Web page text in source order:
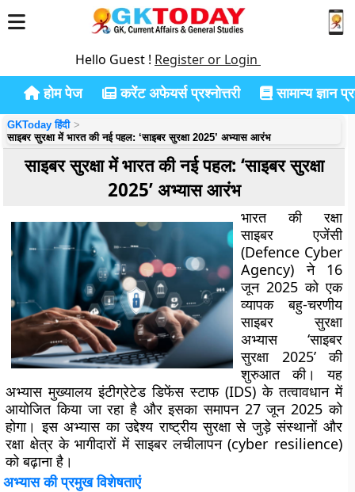
Hello Guest ! Register or Login
होम पेज करेंट अफेयर्स प्रश्नोत्तरी सामान्य ज्ञान
GKToday हिंदी
साइबर सुरक्षा में भारत की नई पहल: ‘साइबर सुरक्षा 2025’ अभ्यास आरंभ
साइबर सुरक्षा में भारत की नई पहल: ‘साइबर सुरक्षा
2025’ अभ्यास आरंभ
भारत की रक्षा
साइबर एजेंसी
(Defence Cyber
Agency) ने 16
जून 2025 को एक
व्यापक बहु-चरणीय
साइबर सुरक्षा
अभ्यास ‘साइबर
सुरक्षा 2025’की
शुरुआत की। यह
अभ्यासमुख्यालय इंटीग्रेटेड डिफेंस स्टाफ (IDS)के तत्वावधान में
आयोजित किया जा रहा है और इसका समापन 27 जून 2025को
होगा। इस अभ्यास का उद्देश्य राष्ट्रीय सुरक्षा से जुड़े संस्थानों और
रक्षा क्षेत्र के भागीदारों में साइबर लचीलापन (cyber resilience)
को बढ़ाना है।
अभ्यास की प्रमुख विशेषताएं